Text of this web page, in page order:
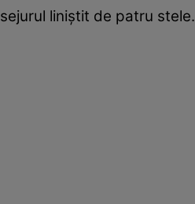
sejurul liniştit de patru stele.